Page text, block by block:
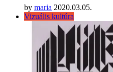
by maria 2020.03.05.
Vizuális kultúra